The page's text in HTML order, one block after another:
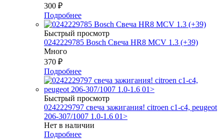
300 ₽
Подробнее
Быстрый просмотр
0242229785 Bosch Свеча HR8 MCV 1.3 (+39)
Много
370 ₽
Подробнее
Быстрый просмотр
0242229797 свеча зажигания! citroen c1-c4, peugeot
206-307/1007 1.0-1.6 01>
Нет в наличии
Подробнее